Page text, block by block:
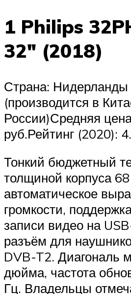
1 Philips
32″ (2018)
Страна: Нидерланды
(производится в
России)Средняя
руб.Рейтинг (2020):
Тонкий бюджетный
толщиной корпуса
автоматическое
громкости,
записи видео на
разъём для
DVB-T2. Диагональ
дюйма, частота
Гц. Владельцы